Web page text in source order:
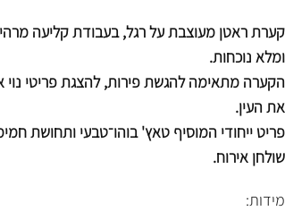
קערת ראטן מעוצבת על רגל, בעבודת קליעה
ומלא נוכחות.
הקערה מתאימה להגשת פירות, להצגת פריטי נוי
את העין.
פריט ייחודי המוסיף טאץ' בוהו־טבעי ותחושת
שולחן אירוח.
מידות: